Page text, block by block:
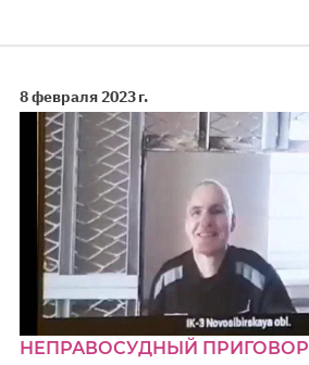
8 февраля 2023 г.
НЕПРАВОСУДНЫЙ ПРИГОВОР